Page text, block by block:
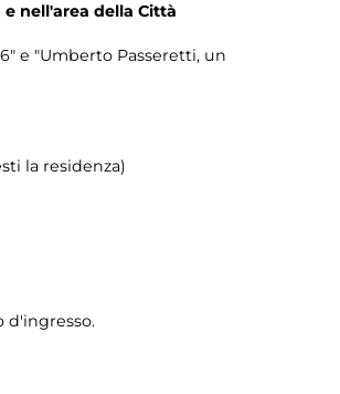
e nell'area della Città
e "Umberto Passeretti, un
la residenza)
d'ingresso.